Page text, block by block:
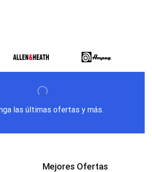
las últimas ofertas y más.
Mejores Ofertas